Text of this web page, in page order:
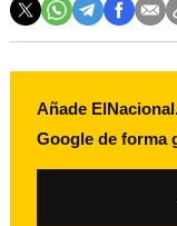
Añade
Google de forma